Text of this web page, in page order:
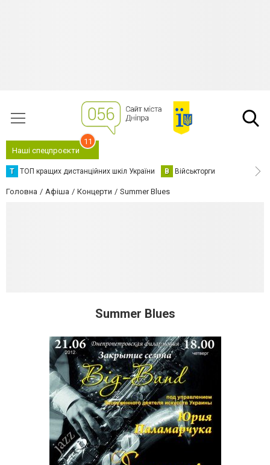
Наші спецпроєкти
11
Т ТОП кращих дистанційних шкіл України В Військторги
Головна Афіша Концерти Summer Blues
Summer Blues